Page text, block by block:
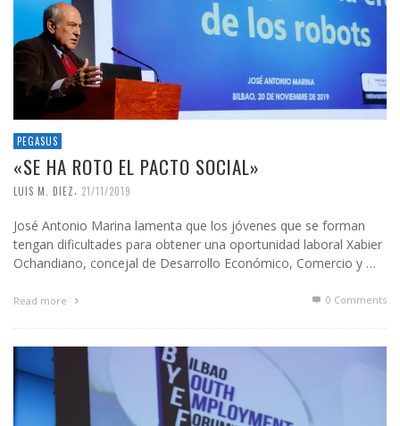
PEGASUS
«SE HA ROTO EL PACTO SOCIAL»
LUIS M. DIEZ, 21/11/2019
José Antonio Marina lamenta que los jóvenes que se forman
tengan dificultades para obtener una oportunidad laboral Xabier
Ochandiano, concejal de Desarrollo Económico, Comercio y …
Read more 0 Comments